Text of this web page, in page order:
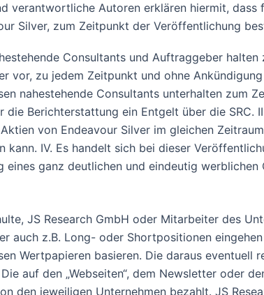
verantwortliche Autoren erklären hiermit,
Silver, zum Zeitpunkt der Veröffentlichung
Consultants und Auftraggeber
vor, zu jedem Zeitpunkt und ohne
nahestehende Consultants unterhalten zum
die Berichterstattung ein Entgelt über die
von Endeavour Silver im gleichen
IV. Es handelt sich bei dieser
eines ganz deutlichen und eindeutig
JS Research GmbH oder Mitarbeiter des
auch z.B. Long- oder Shortpositionen
Wertpapieren basieren. Die daraus eventuell
auf den „Webseiten“, dem Newsletter oder
den jeweiligen Unternehmen bezahlt. JS